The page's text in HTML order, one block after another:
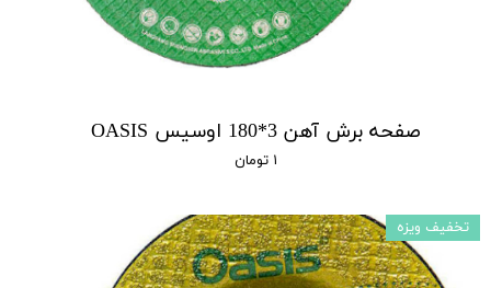
صفحه برش آهن 3*180 اوسیس OASIS
۱ تومان
تخفیف ویزه